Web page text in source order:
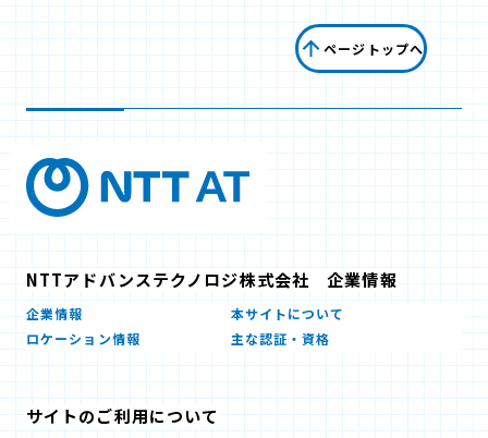
ページトップへ
NTTアドバンステクノロジ株式会社 企業情報
企業情報
本サイトについて
ロケーション情報
主な認証・資格
サイトのご利用について